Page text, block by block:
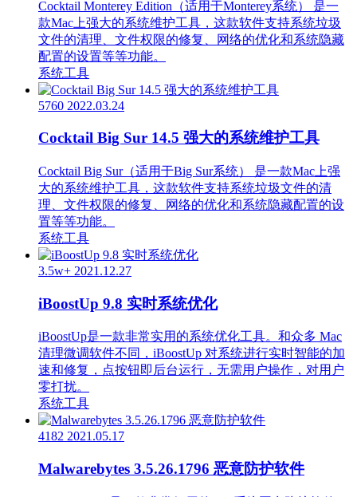
Cocktail Monterey Edition（适用于Monterey系统） 是一
款Mac上强大的系统维护工具，这款软件支持系统垃圾
文件的清理、文件权限的修复、网络的优化和系统隐藏
配置的设置等等功能。
系统工具
5760 2022.03.24
Cocktail Big Sur 14.5 强大的系统维护工具
Cocktail Big Sur（适用于Big Sur系统） 是一款Mac上强
大的系统维护工具，这款软件支持系统垃圾文件的清
理、文件权限的修复、网络的优化和系统隐藏配置的设
置等等功能。
系统工具
3.5w+ 2021.12.27
iBoostUp 9.8 实时系统优化
iBoostUp是一款非常实用的系统优化工具。和众多 Mac
清理微调软件不同，iBoostUp 对系统进行实时智能的加
速和修复，点按钮即后台运行，无需用户操作，对用户
零打扰。
系统工具
4182 2021.05.17
Malwarebytes 3.5.26.1796 恶意防护软件